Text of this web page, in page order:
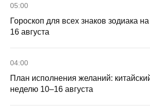
05:00
Гороскоп для всех знаков зодиака
16 августа
04:00
План исполнения желаний:
неделю 10–16 августа